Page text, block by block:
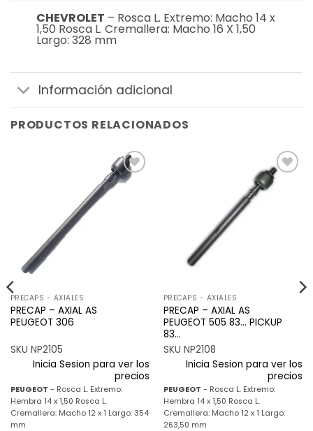
CHEVROLET – Rosca L. Extremo: Macho 14 x
1,50 Rosca L. Cremallera: Macho 16 X 1,50
Largo: 328 mm
Información adicional
PRODUCTOS RELACIONADOS
Añadir
PRECAPS - AXIALES
PRECAP – AXIAL AS
PEUGEOT 306
SKU NP2105
Inicia Sesion para ver los
precios
PEUGEOT - Rosca L. Extremo:
Hembra 14 x 1,50 Rosca L.
Cremallera: Macho 12 x 1 Largo: 354
mm
Añadir
PRECAPS - AXIALES
PRECAP – AXIAL AS
PEUGEOT 505 83… PICKUP
83…
SKU NP2108
Inicia Sesion para ver los
precios
PEUGEOT - Rosca L. Extremo:
Hembra 14 x 1,50 Rosca L.
Cremallera: Macho 12 x 1 Largo:
263,50 mm